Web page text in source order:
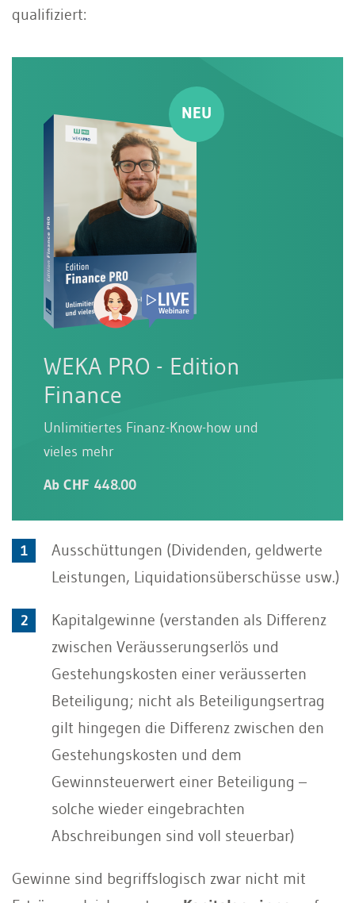
qualifiziert:
WEKA PRO - Edition
Finance
Unlimitiertes Finanz-Know-how und
vieles mehr
Ab CHF 448.00
Ausschüttungen (Dividenden, geldwerte
Leistungen, Liquidationsüberschüsse usw.)
Kapitalgewinne (verstanden als Differenz
zwischen Veräusserungserlös und
Gestehungskosten einer veräusserten
Beteiligung; nicht als Beteiligungsertrag
gilt hingegen die Differenz zwischen den
Gestehungskosten und dem
Gewinnsteuerwert einer Beteiligung –
solche wieder eingebrachten
Abschreibungen sind voll steuerbar)
Gewinne sind begriffslogisch zwar nicht mit